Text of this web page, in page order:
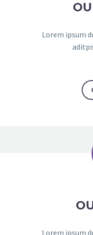
Lorem ipsum
Lorem ipsum